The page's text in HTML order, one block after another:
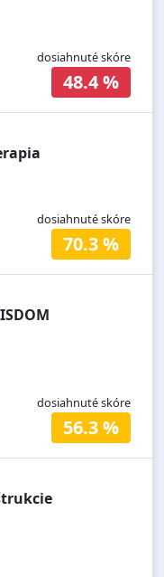
dosiahnuté skóre
48.4 %
dosiahnuté skóre
70.3 %
dosiahnuté skóre
56.3 %